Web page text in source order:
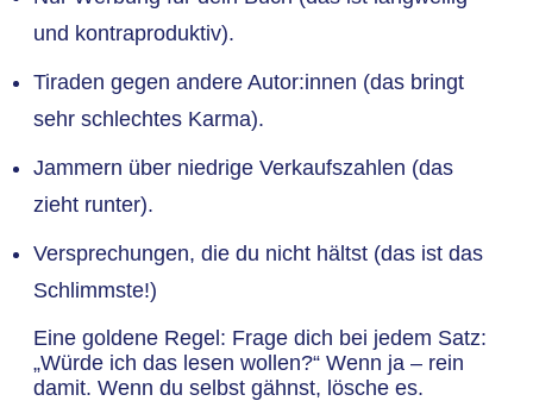
und kontraproduktiv).
Tiraden gegen andere Autor:innen (das bringt
sehr schlechtes Karma).
Jammern über niedrige Verkaufszahlen (das
zieht runter).
Versprechungen, die du nicht hältst (das ist das
Schlimmste!)
Eine goldene Regel: Frage dich bei jedem Satz:
„Würde ich das lesen wollen?“ Wenn ja – rein
damit. Wenn du selbst gähnst, lösche es.